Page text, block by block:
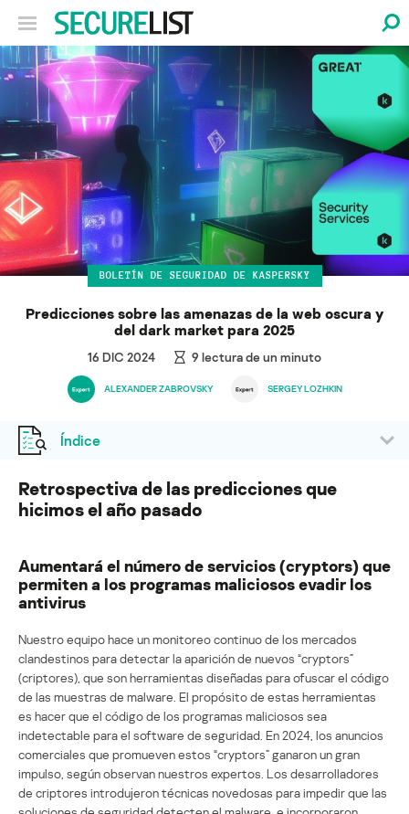
BOLETÍN DE SEGURIDAD DE KASPERSKY
Predicciones sobre las amenazas de la web oscura y
del dark market para 2025
16 DIC 2024 9 lectura de un minuto
ALEXANDER ZABROVSKY SERGEY LOZHKIN
Índice
Retrospectiva de las predicciones que
hicimos el año pasado
Aumentará el número de servicios (cryptors) que
permiten a los programas maliciosos evadir los
antivirus
Nuestro equipo hace un monitoreo continuo de los mercados
clandestinos para detectar la aparición de nuevos “cryptors”
(criptores), que son herramientas diseñadas para ofuscar el código
de las muestras de malware. El propósito de estas herramientas
es hacer que el código de los programas maliciosos sea
indetectable para el software de seguridad. En 2024, los anuncios
comerciales que promueven estos “cryptors” ganaron un gran
impulso, según observan nuestros expertos. Los desarrolladores
de criptores introdujeron técnicas novedosas para impedir que las